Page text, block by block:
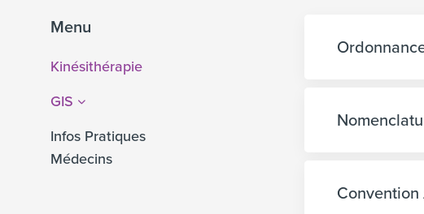
Menu
Kinésithérapie
GIS
Infos Pratiques
Médecins
Convention